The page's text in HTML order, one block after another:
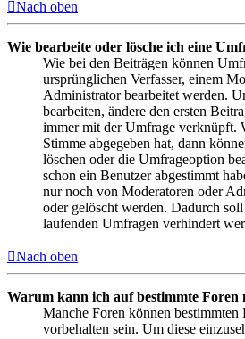
Nach oben
Wie bearbeite oder lösche ich eine
Wie bei den Beiträgen können
ursprünglichen Verfasser, einem
Administrator bearbeitet werden.
bearbeiten, ändere den ersten
immer mit der Umfrage verknüpft.
Stimme abgegeben hat, dann
löschen oder die Umfrageoption
schon ein Benutzer abgestimmt
nur noch von Moderatoren oder
oder gelöscht werden. Dadurch
laufenden Umfragen verhindert
Nach oben
Warum kann ich auf bestimmte Foren
Manche Foren können bestimmten
vorbehalten sein. Um diese